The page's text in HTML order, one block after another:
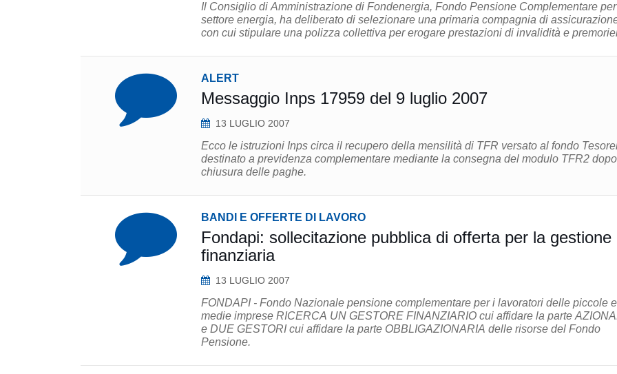
Il Consiglio di Amministrazione di Fondenergia, Fondo Pensione Complementare
settore energia, ha deliberato di selezionare una primaria compagnia di
con cui stipulare una polizza collettiva per erogare prestazioni di invalidità e
ALERT
Messaggio Inps 17959 del 9 luglio 2007
13 LUGLIO 2007
Ecco le istruzioni Inps circa il recupero della mensilità di TFR versato al fondo
destinato a previdenza complementare mediante la consegna del modulo TFR2
chiusura delle paghe.
BANDI E OFFERTE DI LAVORO
Fondapi: sollecitazione pubblica di offerta per la gestione
finanziaria
13 LUGLIO 2007
FONDAPI - Fondo Nazionale pensione complementare per i lavoratori delle piccole e
medie imprese RICERCA UN GESTORE FINANZIARIO cui affidare la parte
e DUE GESTORI cui affidare la parte OBBLIGAZIONARIA delle risorse del Fondo
Pensione.